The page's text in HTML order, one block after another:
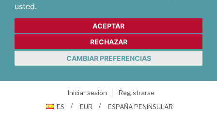
usted.
ACEPTAR
RECHAZAR
CAMBIAR PREFERENCIAS
Iniciar sesión
Registrarse
ES
EUR ESPAÑA PENINSULAR